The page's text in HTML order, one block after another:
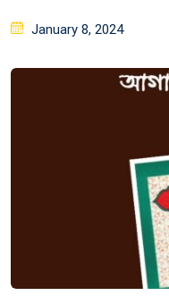
Posted
January 8, 2024